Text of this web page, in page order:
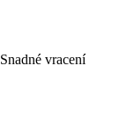
Snadné vracení